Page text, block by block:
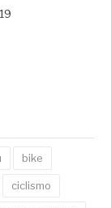
bike
ciclismo